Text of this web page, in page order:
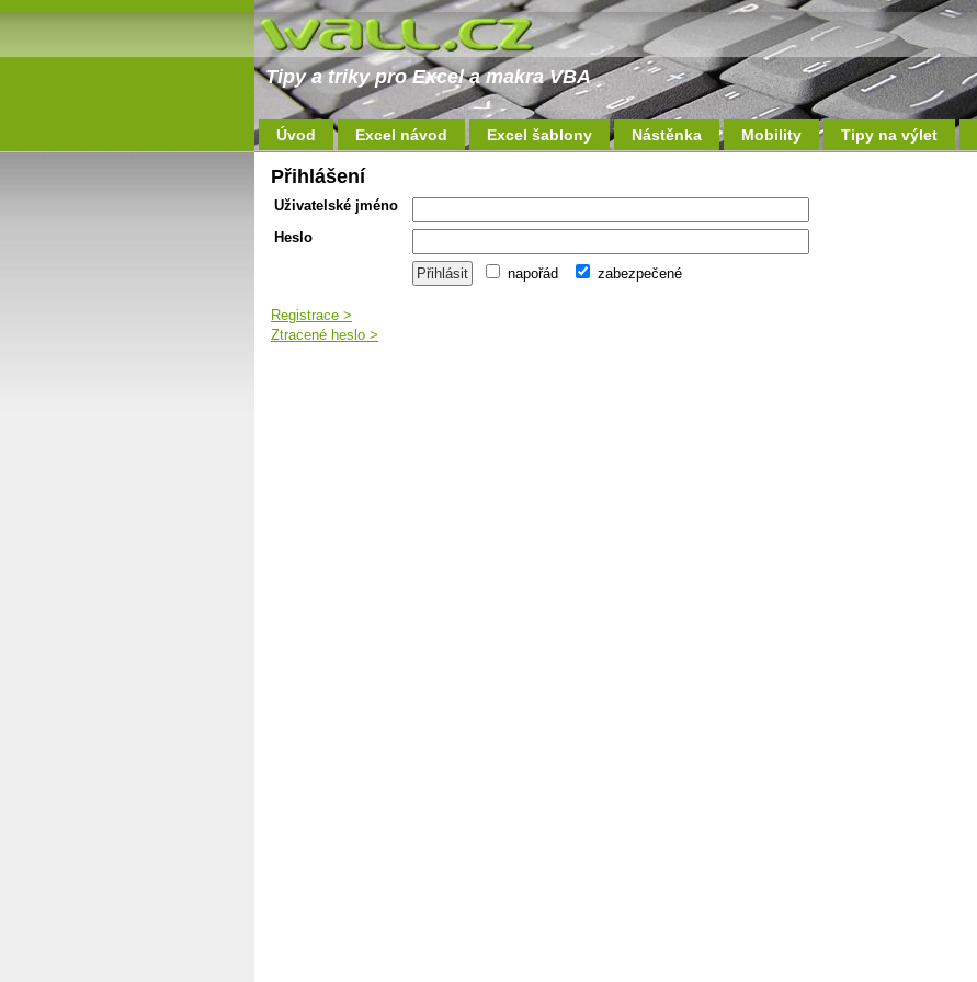
Tipy a triky pro Excel a makra VBA
Úvod Excel návod Excel šablony Nástěnka Mobility Tipy na výlet
Přihlášení
Uživatelské jméno
Heslo
napořád zabezpečené
Registrace >
Ztracené heslo >